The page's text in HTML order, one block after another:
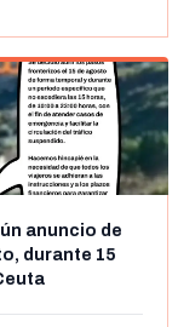
anuncio de
durante 15